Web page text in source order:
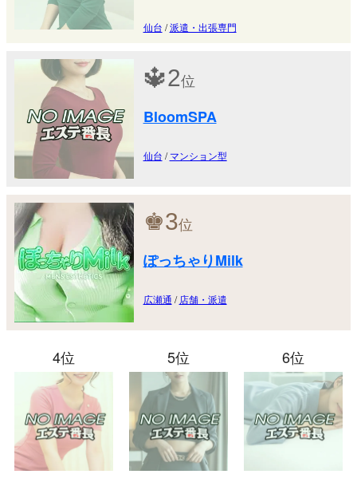
仙台 /派遣・出張専門
🔱2位
BloomSPA
仙台 /マンション型
♚3位
ぽっちゃりMilk
広瀬通 / 店舗・派遣
4位 5位 6位